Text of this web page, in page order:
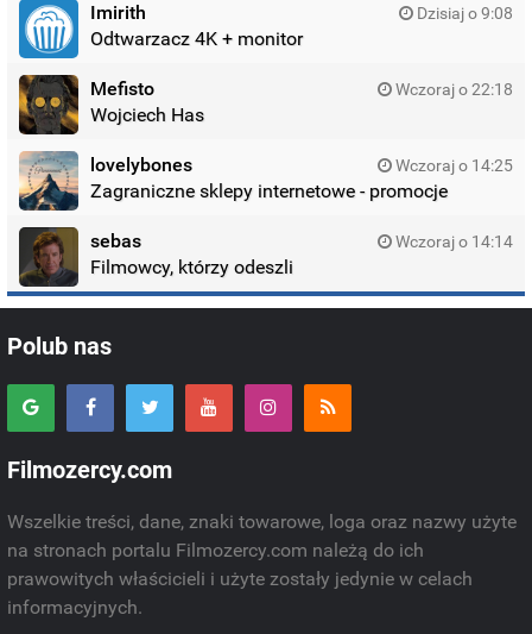
Imirith Dzisiaj o 9:08
Odtwarzacz 4K + monitor
Mefisto Wczoraj o 22:18
Wojciech Has
lovelybones Wczoraj o 14:25
Zagraniczne sklepy internetowe - promocje
sebas Wczoraj o 14:14
Filmowcy, którzy odeszli
Polub nas
Filmozercy.com
Wszelkie treści, dane, znaki towarowe, loga oraz nazwy użyte
na stronach portalu Filmozercy.com należą do ich
prawowitych właścicieli i użyte zostały jedynie w celach
informacyjnych.